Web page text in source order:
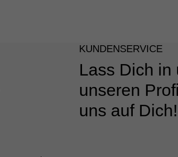
KUNDENSERVICE
Lass Dich in
unseren
uns auf Dich!